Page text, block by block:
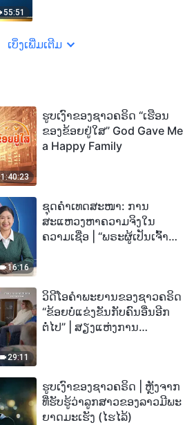
55:51
ເບິ່ງເພີ່ມເຕີມ
1:40:23
ຮູບເງົາຂອງຊາວຄຣິດ “ເຮືອນ
ຂອງຂ້ອຍຢູ່ໃສ” God Gave Me
a Happy Family
16:16
ຊຸດຄຳເທດສະໜາ: ການ
ສະແຫວງຫາຄວາມຈິງໃນ
ຄວາມເຊື່ອ | “ພຣະຜູ້ເປັນເຈົ້າຈະ
29:11
ວິດີໂອຄຳພະຍານຂອງຊາວຄຣິດ
“ຂ້ອຍບໍ່ແຂ່ງຂັນກັບຄົນອື່ນອີກ
ຕໍ່ໄປ” | ສຽງແຫ່ງການ
ຮູບເງົາຂອງຊາວຄຣິດ | ຫຼັງຈາກ
ທີ່ຮັບຮູ້ວ່າລູກສາວຂອງລາວມີພະ
ຍາດມະເຮັງ (ໄຮໄລ້)